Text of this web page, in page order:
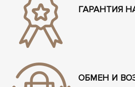
ГАРАНТИЯ
ОБМЕН И